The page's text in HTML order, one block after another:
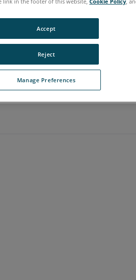
Manage Preferences
Reject
Accept